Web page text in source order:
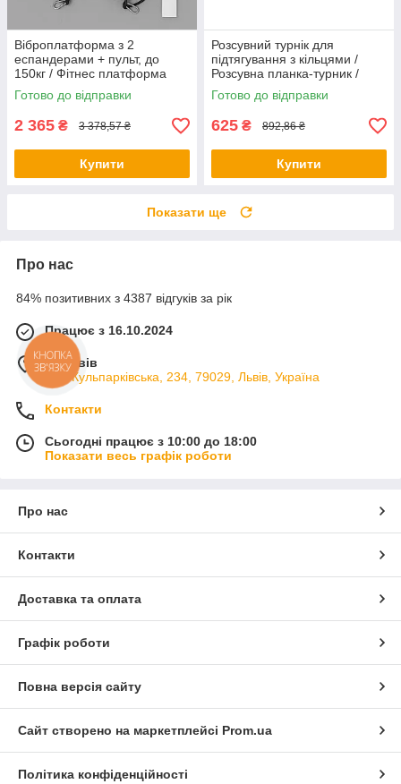
Віброплатформа з 2
еспандерами + пульт, до
150кг / Фітнес платформа
для вправ на все тіло
Готово до відправки
2 365 ₴ 3 378,57 ₴
Купити
Розсувний турнік для
підтягування з кільцями /
Розсувна планка-турник /
Турнік у дверний отвір
Готово до відправки
625 ₴ 892,86 ₴
Купити
Показати ще
Про нас
84% позитивних з 4387 відгуків за рік
Працює з 16.10.2024
м. Львів
вул. Кульпарківська, 234, 79029, Львів, Україна
Контакти
Сьогодні працює з 10:00 до 18:00
Показати весь графік роботи
Про нас
Контакти
Доставка та оплата
Графік роботи
Повна версія сайту
Сайт створено на маркетплейсі Prom.ua
Політика конфіденційності
КНОПКА
ЗВ'ЯЗКУ